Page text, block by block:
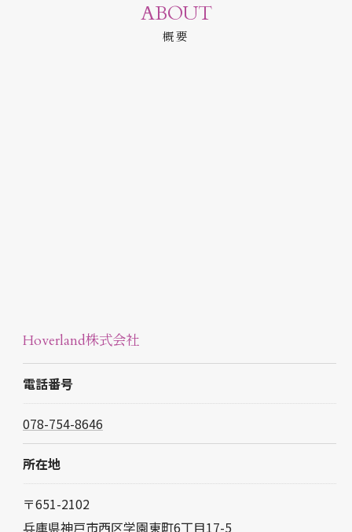
ABOUT
概要
Hoverland株式会社
電話番号
078-754-8646
所在地
〒651-2102
兵庫県神戸市西区学園東町6丁目17-5